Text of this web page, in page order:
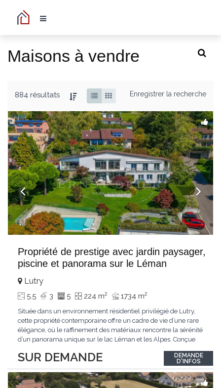
Maisons à vendre
884 résultats Enregistrer la recherche
Propriété de prestige avec jardin paysager,
piscine et panorama sur le Léman
SUR DEMANDE
Lutry
5.5 3 5 224 m2 1734 m2
Située dans un environnement résidentiel privilégié de Lutry,
cette propriété contemporaine offre un cadre de vie d’une rare
élégance, où le raffinement des matériaux rencontre la sérénité
d’un panorama unique sur le lac Léman et les Alpes. Conçue
distingue par ses espaces généreux et son atmosphère
résolument harmonieuse. Caractéristiques...
DEMANDE
D'INFOS